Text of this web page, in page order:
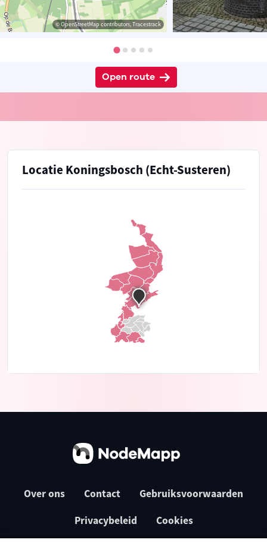
© OpenStreetMap contributors, Tracestrack
Open route
Locatie Koningsbosch (Echt-Susteren)
Over ons Contact Gebruiksvoorwaarden
Privacybeleid Cookies